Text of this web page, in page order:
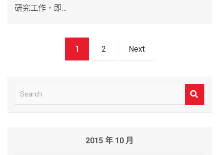
研究工作，即…
1 2 Next
e
2015 年 10 月